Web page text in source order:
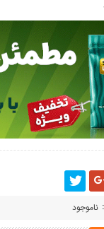
ناموجود